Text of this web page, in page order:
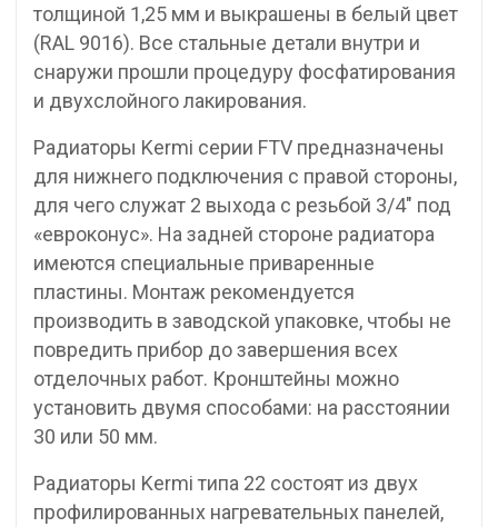
толщиной 1,25 мм и выкрашены в белый цвет
(RAL 9016). Все стальные детали внутри и
снаружи прошли процедуру фосфатирования
и двухслойного лакирования.
Радиаторы Kermi серии FTV предназначены
для нижнего подключения с правой стороны,
для чего служат 2 выхода с резьбой 3/4″ под
«евроконус». На задней стороне радиатора
имеются специальные приваренные
пластины. Монтаж рекомендуется
производить в заводской упаковке, чтобы не
повредить прибор до завершения всех
отделочных работ. Кронштейны можно
установить двумя способами: на расстоянии
30 или 50 мм.
Радиаторы Kermi типа 22 состоят из двух
профилированных нагревательных панелей,